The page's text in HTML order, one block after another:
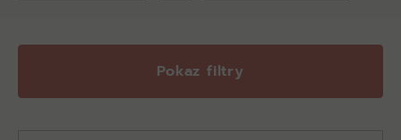
Pokaz filtry